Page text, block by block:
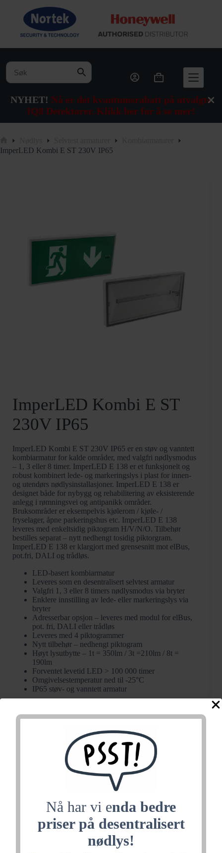
Nå har vi enda bedre
priser på desentralisert
nødlys!
NYHET! Nå er det kvantumsrabatt på utvalgte
IQ8 Detektorer. Klikk her for å se mer!
innholdet
Handlekurv
Hjem
ImperLED Kombi E ST 230V IP65
ImperLED Kombi E ST
230V IP65
ImperLED Kombi E ST 230V IP65 er en støv og vanntett
kombiarmatur for kalde områder, med valgfri nødlysmodus
– 1, 3 eller 8 timer. ImperLED E 138 er et funksjonelt og
robust kombinert lede- og markeringslys i plast for innen-
og utendørs nødlysinstallasjoner. ImperLED E 138 er
designet både for nybygg og rehabilitering av eksisterende
anlegg i rømningsvei og antipanikk områder.
Bruksområder er eksempelvis kjølerom / kjøle- /
fryselager, åpne parkeringshus etc. ImperLED E 138
leveres med enkeltsidig piktogram H/V/N/O. Tilbehør
bestilles separat – nytt nedhengt tosidig piktorgram.
ImperLED E 138 er klargjort med grensesnitt mot elBus,
pot.fri, DALI og trådløs.
LED-basert kombiarmatur
Leveres som en desentralisert selvtest armatur
Valgfri 1, 3 eller 8 timers nødlysmodus via bryter
Enklere innstilling av lede- eller markeringslys via
bryter
Adresserbar opsjon – leveres med modul for elBus,
pot. fri, DALI eller trådløs
Leveres med 4 piktogrammer
Nytt tilbehør – nedhengt piktogram
Høyt lysutbytte – 1t = 350lm / 3t =210lm / 8t =
190lm
Forventet levetid LED > 100 000 timer
Omgivelsestemperatur ned til -25°C
IP65 støv- og vanntett armatur
sidig deksel i svalganger og i baldakin. Hvis det skal
VÆRHUS
Som ledelys må det monteres i tak og ikke på vegg.
Ved påvegg montasje anbefaler vi at det blir benytte
SEQLED UTVENDIG på det sterkest, dette er en
armatur som er laget for vanskelige forhold.
Datablad-ImperLED Kombi E ST LED 230V
m/pikt 138h
Installasjonsmanual